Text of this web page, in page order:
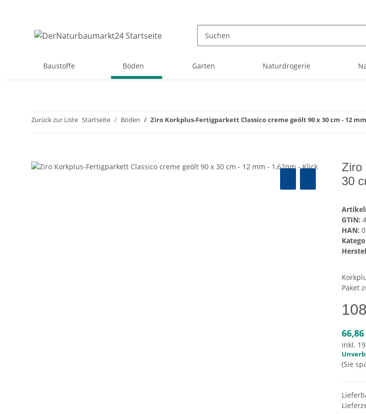
Baustoffe Böden Garten Naturdrogerie
Zurück zur Liste Startseite Böden Ziro Korkplus-Fertigparkett Classico creme geölt 90 x 30 cm - 12
Ziro
30
GTIN:
HAN:
Paket
inkl.
(Sie